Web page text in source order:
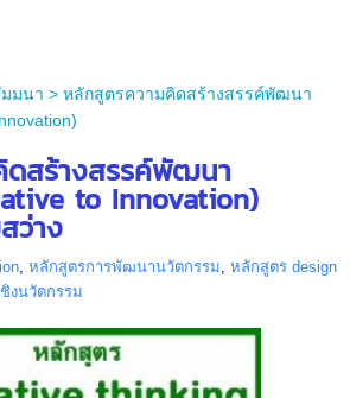
มนา > หลักสูตรความคิดสร้างสรรค์พัฒนา
สร้างสรรค์พัฒนา
to Innovation)
ว่าง
, หลักสูตรการพัฒนานวัตกรรม, หลักสูตร design
งนวัตกรรม